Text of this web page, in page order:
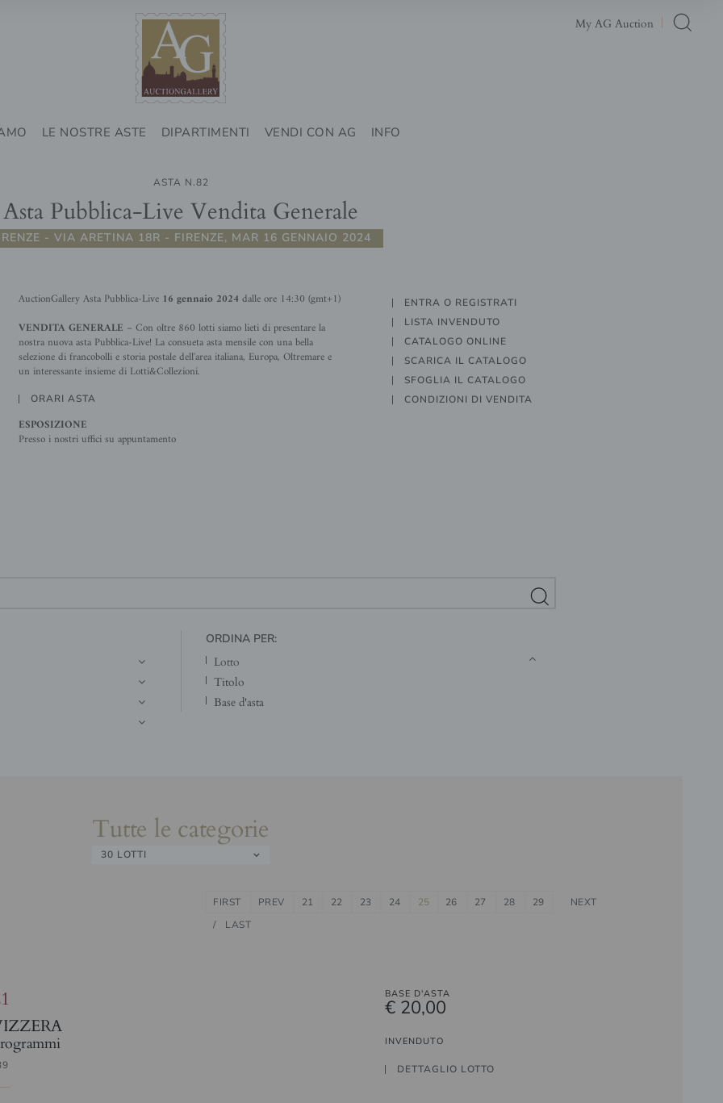
My AG Auction
LE NOSTRE ASTE DIPARTIMENTI VENDI CON AG INFO
ASTA N.82
Asta Pubblica-Live Vendita Generale
- VIA ARETINA 18R - FIRENZE, MAR 16 GENNAIO 2024
AuctionGallery Asta Pubblica-Live 16 gennaio 2024 dalle ore 14:30 (gmt+1)
VENDITA GENERALE – Con oltre 860 lotti siamo lieti di presentare la
nostra nuova asta Pubblica-Live! La consueta asta mensile con una bella
selezione di francobolli e storia postale dell'area italiana, Europa, Oltremare e
un interessante insieme di Lotti&Collezioni.
ORARI ASTA
ESPOSIZIONE
Presso i nostri uffici su appuntamento
ENTRA O REGISTRATI
LISTA INVENDUTO
CATALOGO ONLINE
SCARICA IL CATALOGO
SFOGLIA IL CATALOGO
CONDIZIONI DI VENDITA
ORDINA PER:
lotto
titolo
base d'asta
Tutte le categorie
30 LOTTI
FIRST PREV 21 22 23 24 25 26 27 28 29
NEXT
LAST
BASE D'ASTA
€ 20,00
INVENDUTO
DETTAGLIO LOTTO